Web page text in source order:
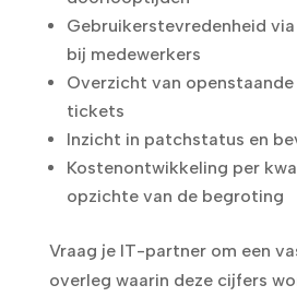
Gebruikerstevredenheid
bij medewerkers
Overzicht van
tickets
Inzicht in patchstatus en
Kostenontwikkeling per
opzichte van de begroting
Vraag je IT-partner om een
overleg waarin deze cijfers